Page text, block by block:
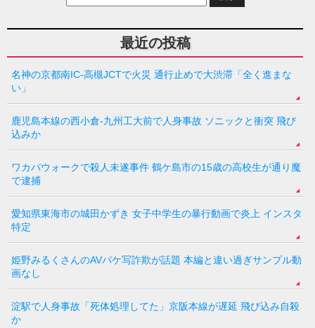
最近の投稿
名神の京都南IC-高槻JCTで火災 通行止めで大渋滞「全く進まな
い」
鹿児島本線の西小倉-九州工大前で人身事故 ソニックと衝突 飛び
込みか
ワカバウォークで殺人未遂事件 鶴ケ島市の15歳の高校生が通り魔
で逮捕
愛知県東海市の城田かずき 女子中学生の暴行動画で炎上 インスタ
特定
姫野みるくさんのAVパケ写詐欺が話題 本編と違い過ぎサンプル動
画なし
淀駅で人身事故「死体処理してた」京阪本線が遅延 飛び込み自殺
か